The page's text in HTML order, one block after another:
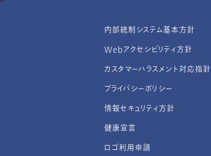
内部統制システム基本方針
Webアクセシビリティ方針
カスタマーハラスメント対応指針
プライバシーポリシー
情報セキュリティ方針
健康宣言
ロゴ利用申請